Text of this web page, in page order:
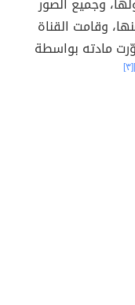
وقامت القناة
مادته بواسطة
[٣]